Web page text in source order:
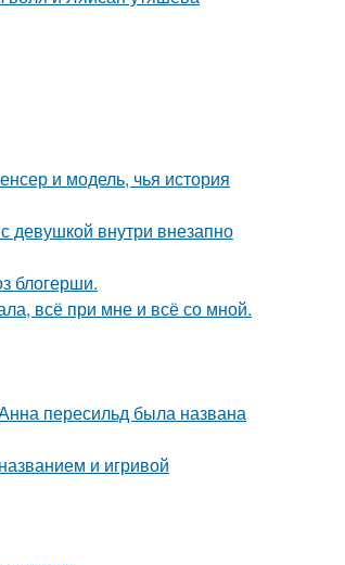
и модель, чья история
девушкой внутри внезапно
блогерши.
всё при мне и всё со мной.
пересильд была названа
и игривой